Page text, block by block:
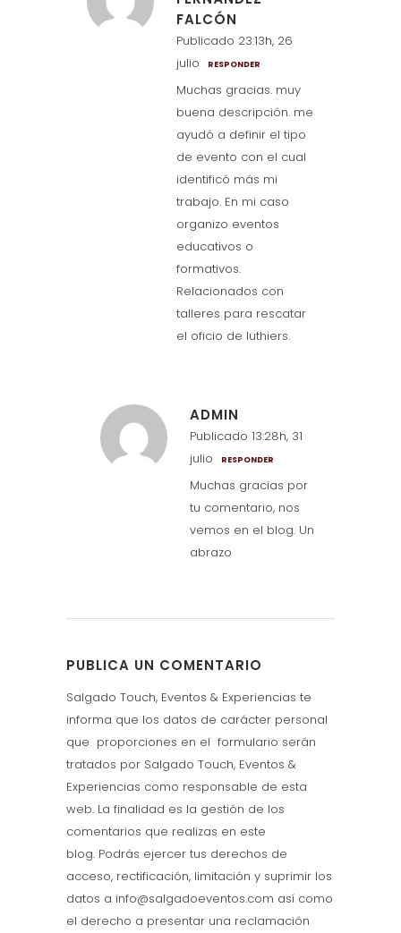
FALCÓN
Publicado 23:13h, 26
julio
RESPONDER
Muchas gracias. muy
buena descripción. me
ayudó a definir el tipo
de evento con el cual
identificó más mi
trabajo. En mi caso
organizo eventos
educativos o
formativos.
Relacionados con
talleres para rescatar
el oficio de luthiers.
ADMIN
Publicado 13:28h, 31
julio
RESPONDER
Muchas gracias por
tu comentario, nos
vemos en el blog. Un
abrazo
PUBLICA UN COMENTARIO
Salgado Touch, Eventos & Experiencias te
informa que los datos de carácter personal
que proporciones en el formulario serán
tratados por Salgado Touch, Eventos &
Experiencias como responsable de esta
web. La finalidad es la gestión de los
comentarios que realizas en este
blog. Podrás ejercer tus derechos de
acceso, rectificación, limitación y suprimir los
datos a info@salgadoeventos.com así como
el derecho a presentar una reclamación